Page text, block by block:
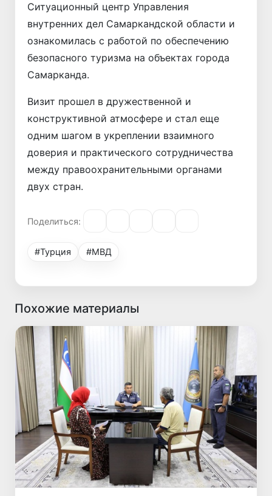
Ситуационный центр Управления
внутренних дел Самаркандской области и
ознакомилась с работой по обеспечению
безопасного туризма на объектах города
Самарканда.
Визит прошел в дружественной и
конструктивной атмосфере и стал еще
одним шагом в укреплении взаимного
доверия и практического сотрудничества
между правоохранительными органами
двух стран.
Поделиться:
#Турция #МВД
Похожие материалы